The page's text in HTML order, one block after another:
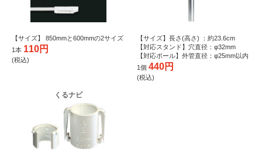
【サイズ】 850mmと600mmの2サイズ
1本 110円
(税込)
【サイズ】長さ(高さ) ：約23.6cm
【対応スタンド】穴直径：φ32mm
【対応ポール】外管直径：φ25mm以内
1個 440円
(税込)
くるナビ